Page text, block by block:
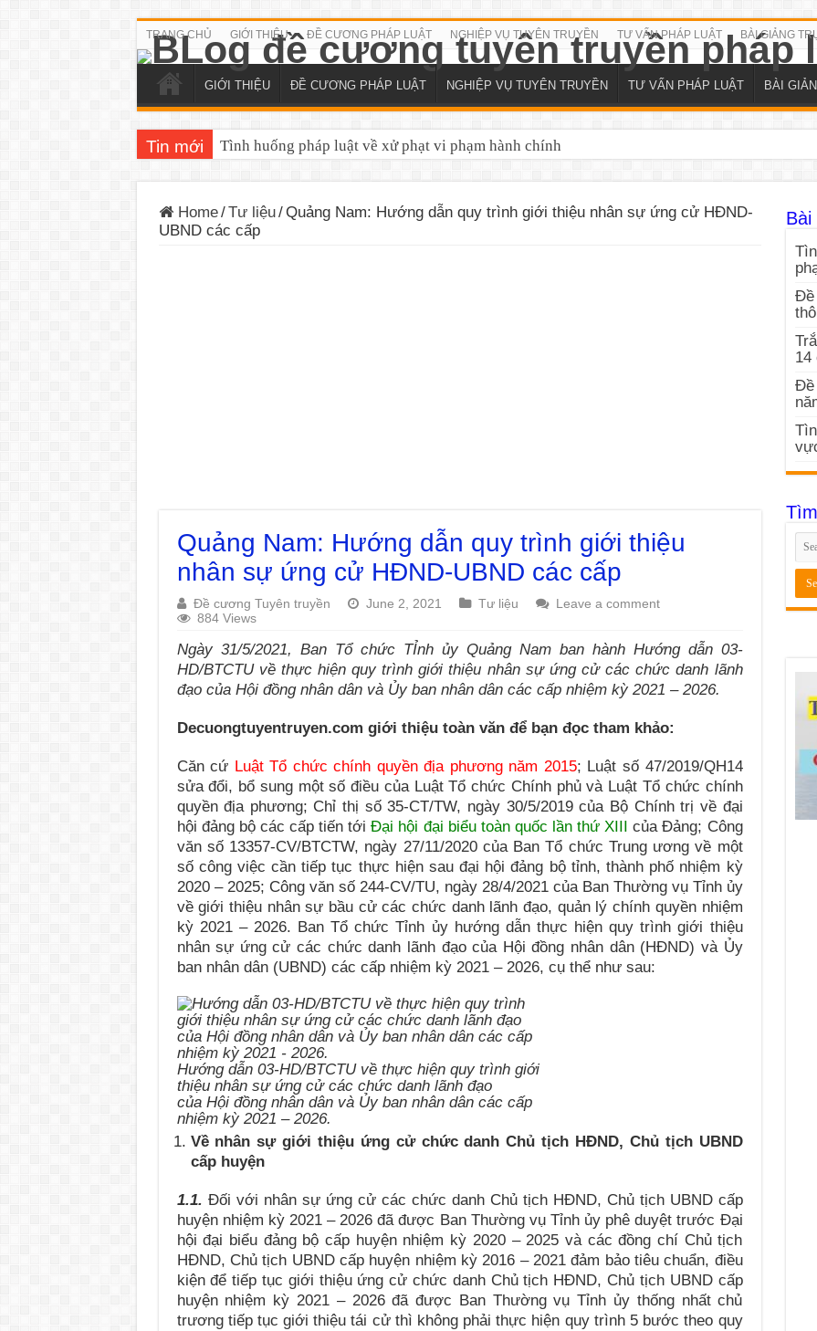
TRANG CHỦ GIỚI THIỆU ĐỀ CƯƠNG PHÁP LUẬT NGHIỆP VỤ TUYÊN TRUYỀN TƯ VẤN PHÁP LUẬT BÀI GIẢNG
GIỚI THIỆU ĐỀ CƯƠNG PHÁP LUẬT NGHIỆP VỤ TUYÊN TRUYỀN TƯ VẤN PHÁP LUẬT BÀI
Tin mới Tình huống pháp luật về xử phạt vi phạm hành chính
Home/Tư liệu/Quảng Nam: Hướng dẫn quy trình giới thiệu nhân sự ứng cử HĐND-
UBND các cấp
Quảng Nam: Hướng dẫn quy trình giới thiệu
nhân sự ứng cử HĐND-UBND các cấp
Đề cương Tuyên truyền June 2, 2021 Tư liệu
Leave a comment
884 Views
Ngày 31/5/2021, Ban Tổ chức TỈnh ủy Quảng Nam ban hành Hướng dẫn 03-
HD/BTCTU về thực hiện quy trình giới thiệu nhân sự ứng cử các chức danh lãnh
đạo của Hội đồng nhân dân và Ủy ban nhân dân các cấp nhiệm kỳ 2021 – 2026.
Decuongtuyentruyen.com giới thiệu toàn văn để bạn đọc tham khảo:
Căn cứ Luật Tổ chức chính quyền địa phương năm 2015; Luật số 47/2019/QH14
sửa đổi, bổ sung một số điều của Luật Tổ chức Chính phủ và Luật Tổ chức chính
quyền địa phương; Chỉ thị số 35-CT/TW, ngày 30/5/2019 của Bộ Chính trị về đại
hội đảng bộ các cấp tiến tớiĐại hội đại biểu toàn quốc lần thứ XIII của Đảng; Công
văn số 13357-CV/BTCTW, ngày 27/11/2020 của Ban Tổ chức Trung ương về một
số công việc cần tiếp tục thực hiện sau đại hội đảng bộ tỉnh, thành phố nhiệm kỳ
2020 – 2025; Công văn số 244-CV/TU, ngày 28/4/2021 của Ban Thường vụ Tỉnh ủy
về giới thiệu nhân sự bầu cử các chức danh lãnh đạo, quản lý chính quyền nhiệm
kỳ 2021 – 2026. Ban Tổ chức Tỉnh ủy hướng dẫn thực hiện quy trình giới thiệu
nhân sự ứng cử các chức danh lãnh đạo của Hội đồng nhân dân (HĐND) và Ủy
ban nhân dân (UBND) các cấp nhiệm kỳ 2021 – 2026, cụ thể như sau:
Hướng dẫn 03-HD/BTCTU về thực hiện quy trình giới
thiệu nhân sự ứng cử các chức danh lãnh đạo
của Hội đồng nhân dân và Ủy ban nhân dân các cấp
nhiệm kỳ 2021 – 2026.
Về nhân sự giới thiệu ứng cử chức danh Chủ tịch HĐND, Chủ tịch UBND
cấp huyện
1.1. Đối với nhân sự ứng cử các chức danh Chủ tịch HĐND, Chủ tịch UBND cấp
huyện nhiệm kỳ 2021 – 2026 đã được Ban Thường vụ Tỉnh ủy phê duyệt trước Đại
hội đại biểu đảng bộ cấp huyện nhiệm kỳ 2020 – 2025 và các đồng chí Chủ tịch
HĐND, Chủ tịch UBND cấp huyện nhiệm kỳ 2016 – 2021 đảm bảo tiêu chuẩn, điều
kiện để tiếp tục giới thiệu ứng cử chức danh Chủ tịch HĐND, Chủ tịch UBND cấp
huyện nhiệm kỳ 2021 – 2026 đã được Ban Thường vụ Tỉnh ủy thống nhất chủ
trương tiếp tục giới thiệu tái cử thì không phải thực hiện quy trình 5 bước theo quy
Đề
14
Đề